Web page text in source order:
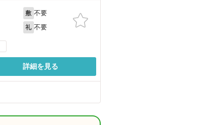
敷 不要
礼 不要
詳細を見る